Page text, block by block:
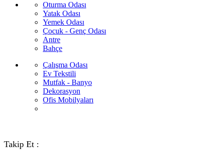
Oturma Odası
Yatak Odası
Yemek Odası
Çocuk - Genç Odası
Antre
Bahçe
Çalışma Odası
Ev Tekstili
Mutfak - Banyo
Dekorasyon
Ofis Mobilyaları
Takip Et :